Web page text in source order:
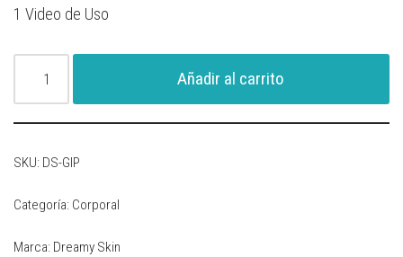
1 Video de Uso
Añadir al carrito
SKU: DS-GIP
Categoría: Corporal
Marca: Dreamy Skin